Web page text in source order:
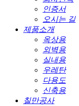
인증서
오시는 길
제품소개
옥상용
외벽용
실내용
우레탄
다용도
신축용
칠만공사